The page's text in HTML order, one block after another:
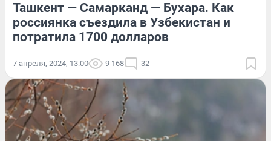
Ташкент — Самарканд — Бухара. Как
россиянка съездила в Узбекистан и
потратила 1700 долларов
7 апреля, 2024, 13:00 9 168 32